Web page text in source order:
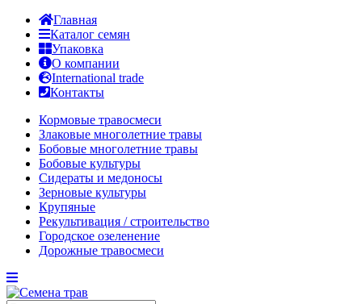
Главная
Каталог семян
Упаковка
О компании
International trade
Контакты
Кормовые травосмеси
Злаковые многолетние травы
Бобовые многолетние травы
Бобовые культуры
Сидераты и медоносы
Зерновые культуры
Крупяные
Рекультивация / строительство
Городское озеленение
Дорожные травосмеси